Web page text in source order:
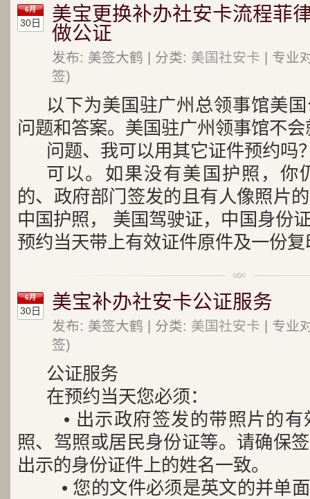
6月
30日
美宝更换补办社安卡流程菲
做公证
发布: 美签大鹤 | 分类: 美国社安卡 | 专业
签)
以下为美国驻广州总领事馆美
问题和答案。美国驻广州领事馆不
问题、我可以用其它证件预约吗
可以。如果没有美国护照，你
的、政府部门签发的且有人像照片
中国护照， 美国驾驶证，中国身份
预约当天带上有效证件原件及一份
6月
30日 美宝补办社安卡公证服务
发布: 美签大鹤 | 分类: 美国社安卡 | 专业
签)
公证服务
在预约当天您必须：
• 出示政府签发的带照片的有
照、驾照或居民身份证等。请确保
出示的身份证件上的姓名一致。
• 您的文件必须是英文的并单